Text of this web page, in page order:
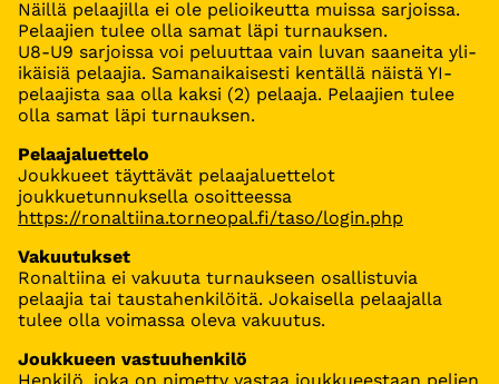
Näillä pelaajilla ei ole pelioikeutta muissa sarjoissa.
Pelaajien tulee olla samat läpi turnauksen.
U8-U9 sarjoissa voi peluuttaa vain luvan saaneita yli-
ikäisiä pelaajia. Samanaikaisesti kentällä näistä YI-
pelaajista saa olla kaksi (2) pelaaja. Pelaajien tulee
olla samat läpi turnauksen.
Pelaajaluettelo
Joukkueet täyttävät pelaajaluettelot
joukkuetunnuksella osoitteessa
https://ronaltiina.torneopal.fi/taso/login.php
Vakuutukset
Ronaltiina ei vakuuta turnaukseen osallistuvia
pelaajia tai taustahenkilöitä. Jokaisella pelaajalla
tulee olla voimassa oleva vakuutus.
Joukkueen vastuuhenkilö